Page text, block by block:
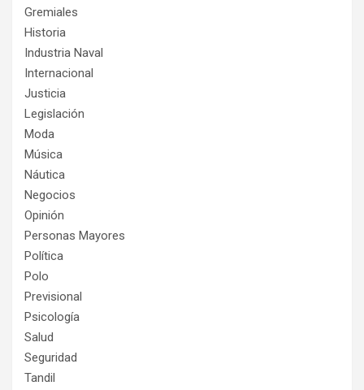
Gremiales
Historia
Industria Naval
Internacional
Justicia
Legislación
Moda
Música
Náutica
Negocios
Opinión
Personas Mayores
Política
Polo
Previsional
Psicología
Salud
Seguridad
Tandil